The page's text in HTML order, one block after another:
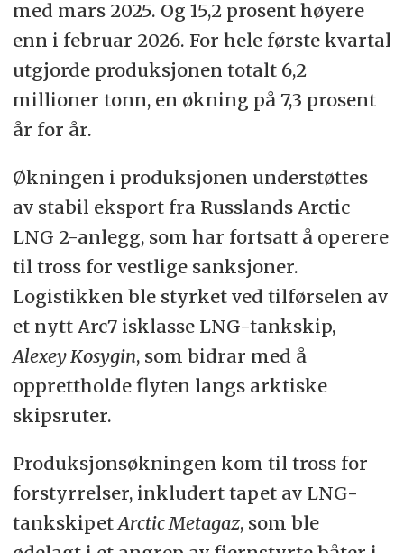
med mars 2025. Og 15,2 prosent høyere
enn i februar 2026. For hele første kvartal
utgjorde produksjonen totalt 6,2
millioner tonn, en økning på 7,3 prosent
år for år.
Økningen i produksjonen understøttes
av stabil eksport fra Russlands Arctic
LNG 2-anlegg, som har fortsatt å operere
til tross for vestlige sanksjoner.
Logistikken ble styrket ved tilførselen av
et nytt Arc7 isklasse LNG-tankskip,
Alexey Kosygin, som bidrar med å
opprettholde flyten langs arktiske
skipsruter.
Produksjonsøkningen kom til tross for
forstyrrelser, inkludert tapet av LNG-
tankskipetArctic Metagaz, som ble